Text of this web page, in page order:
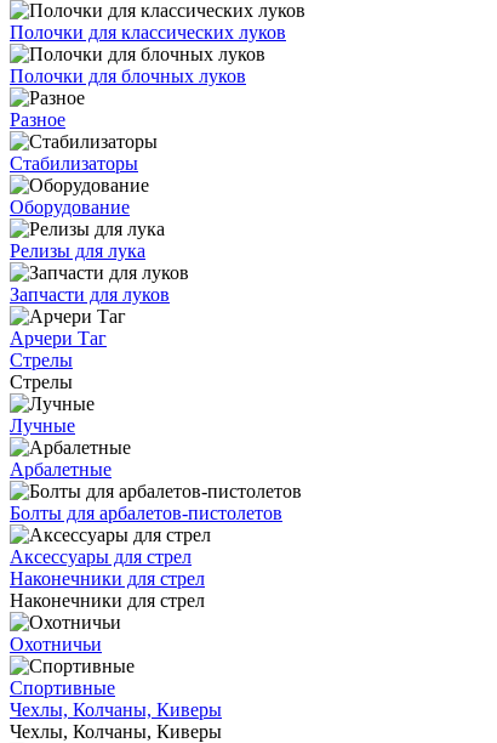
Полочки для классических луков
Полочки для блочных луков
Разное
Стабилизаторы
Оборудование
Релизы для лука
Запчасти для луков
Арчери Таг
Стрелы
Стрелы
Лучные
Арбалетные
Болты для арбалетов-пистолетов
Аксессуары для стрел
Наконечники для стрел
Наконечники для стрел
Охотничьи
Спортивные
Чехлы, Колчаны, Киверы
Чехлы, Колчаны, Киверы